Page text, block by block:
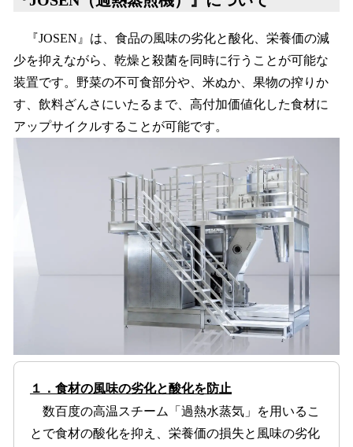
『JOSEN』は、食品の風味の劣化と酸化、栄養価の減
少を抑えながら、乾燥と殺菌を同時に行うことが可能な
装置です。野菜の不可食部分や、米ぬか、果物の搾りか
す、飲料ざんさにいたるまで、高付加価値化した食材に
アップサイクルすることが可能です。
１．食材の風味の劣化と酸化を防止
数百度の高温スチーム「過熱水蒸気」を用いるこ
とで食材の酸化を抑え、栄養価の損失と風味の劣化